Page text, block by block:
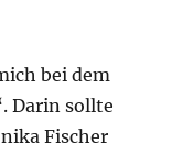
bei dem
Darin sollte
Fischer